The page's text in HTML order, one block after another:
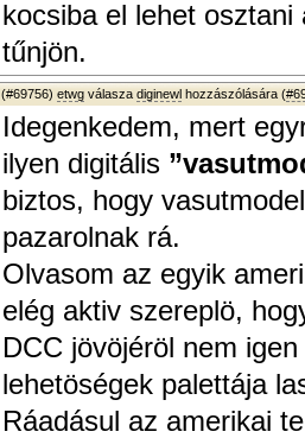
kocsiba el lehet
tűnjön.
(#69756) etwg válasza diginewl hozzászólására (
Idegenkedem, mert
ilyen digitális
biztos, hogy
pazarolnak rá.
Olvasom az egyik
elég aktiv szereplö,
DCC jövöjéröl nem
lehetöségek palettája
Ráadásul az amerikai